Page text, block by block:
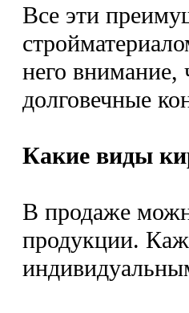
Все эти
него
долговечные
Какие виды
В продаже
продукции.